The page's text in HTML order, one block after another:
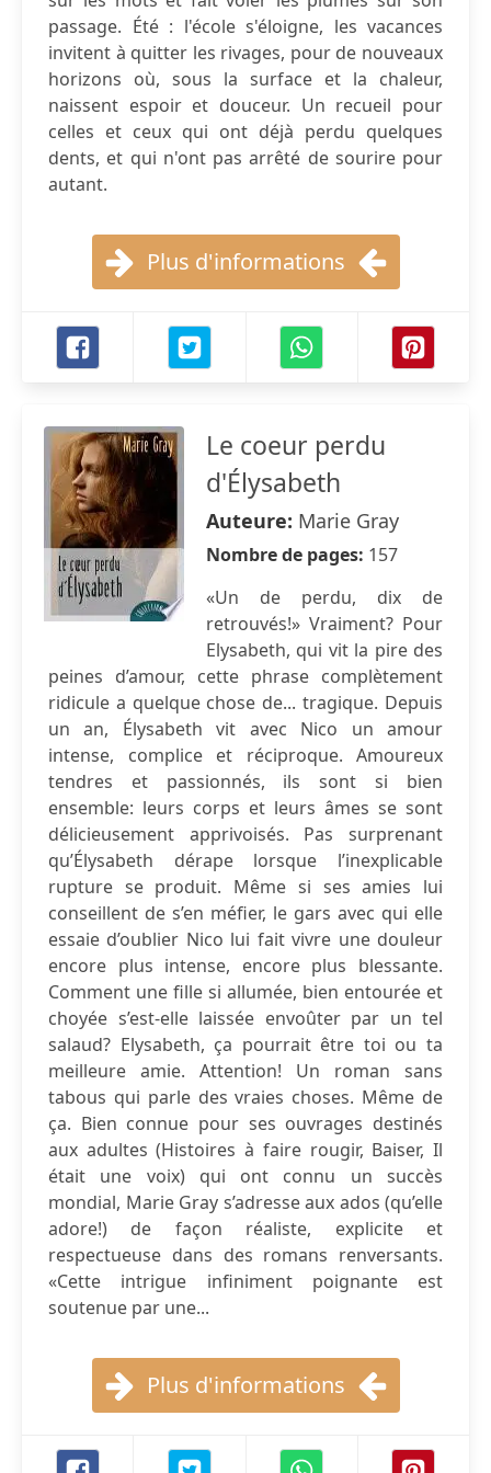
passage. Été : l'école s'éloigne, les vacances
invitent à quitter les rivages, pour de nouveaux
horizons où, sous la surface et la chaleur,
naissent espoir et douceur. Un recueil pour
celles et ceux qui ont déjà perdu quelques
dents, et qui n'ont pas arrêté de sourire pour
autant.
Plus d'informations
Le coeur perdu
d'Élysabeth
Auteure: Marie Gray
Nombre de pages: 157
«Un de perdu, dix de
retrouvés!» Vraiment? Pour
Elysabeth, qui vit la pire des
peines d’amour, cette phrase complètement
ridicule a quelque chose de... tragique. Depuis
un an, Élysabeth vit avec Nico un amour
intense, complice et réciproque. Amoureux
tendres et passionnés, ils sont si bien
ensemble: leurs corps et leurs âmes se sont
délicieusement apprivoisés. Pas surprenant
qu’Élysabeth dérape lorsque l’inexplicable
rupture se produit. Même si ses amies lui
conseillent de s’en méfier, le gars avec qui elle
essaie d’oublier Nico lui fait vivre une douleur
encore plus intense, encore plus blessante.
Comment une fille si allumée, bien entourée et
choyée s’est-elle laissée envoûter par un tel
salaud? Elysabeth, ça pourrait être toi ou ta
meilleure amie. Attention! Un roman sans
tabous qui parle des vraies choses. Même de
ça. Bien connue pour ses ouvrages destinés
aux adultes (Histoires à faire rougir, Baiser, Il
était une voix) qui ont connu un succès
mondial, Marie Gray s’adresse aux ados (qu’elle
adore!) de façon réaliste, explicite et
respectueuse dans des romans renversants.
«Cette intrigue infiniment poignante est
soutenue par une...
Plus d'informations